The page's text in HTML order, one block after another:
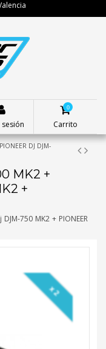
sesión
0
Carrito
DJ DJM-
MK2 +
+
DJM-750 MK2 + PIONEER
x 2